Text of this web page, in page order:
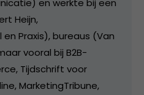
en werkte bij een
Heijn,
Praxis), bureaus (Van
vooral bij B2B-
Tijdschrift voor
MarketingTribune,